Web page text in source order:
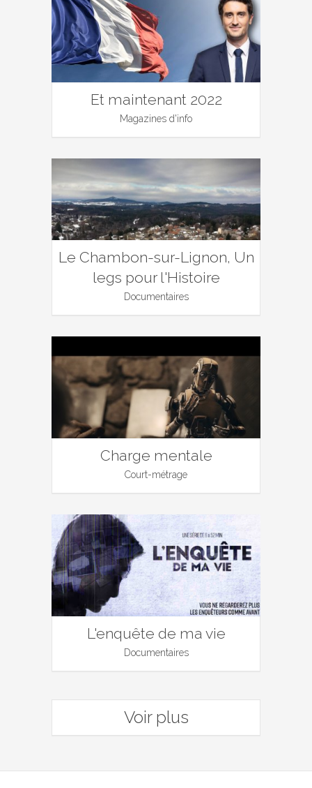
Et maintenant 2022
Magazines d'info
Le Chambon-sur-Lignon, Un
legs pour l'Histoire
Documentaires
Charge mentale
Court-métrage
L'enquête de ma vie
Documentaires
Voir plus